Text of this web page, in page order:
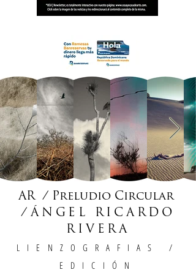
AR / Preludio Circular
/ÁNGEL RICARDO
RIVERA
LIENZOGRAFIAS
/
EDICIÓN